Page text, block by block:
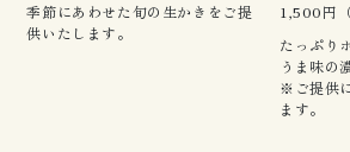
季節にあわせた旬の生かきをご提
供いたします。
1,500円
たっぷり
うま味の
※ご提供
ます。